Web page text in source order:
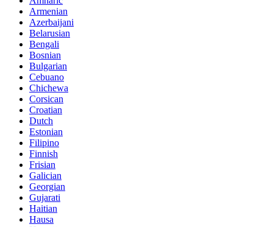
Armenian
Azerbaijani
Belarusian
Bengali
Bosnian
Bulgarian
Cebuano
Chichewa
Corsican
Croatian
Dutch
Estonian
Filipino
Finnish
Frisian
Galician
Georgian
Gujarati
Haitian
Hausa